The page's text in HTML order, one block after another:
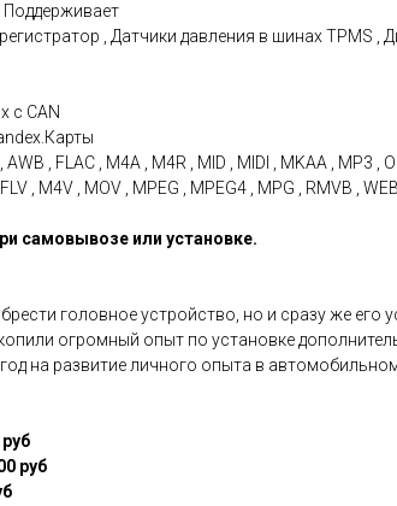
, Датчики давления в шинах TPMS ,
с CAN
, FLAC , M4A , M4R , MID , MIDI , MKAA , MP3 ,
, M4V , MOV , MPEG , MPEG4 , MPG , RMVB ,
самовывозе или установке.
головное устройство, но и сразу же
огромный опыт по установке
на развитие личного опыта в
руб